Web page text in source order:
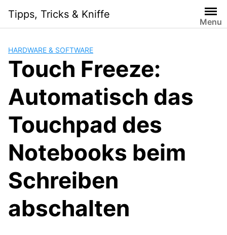
content
Tipps, Tricks & Kniffe
Menu
HARDWARE & SOFTWARE
Touch Freeze:
Automatisch das
Touchpad des
Notebooks beim
Schreiben
abschalten